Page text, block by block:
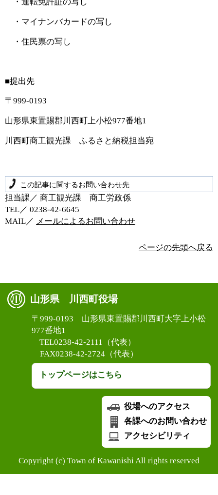
・マイナンバカードの写し
・住民票の写し
■提出先
〒999-0193
山形県東置賜郡川西町上小松977番地1
川西町商工観光課 ふるさと納税担当宛
この記事に関するお問い合わせ先
担当課／ 商工観光課 商工労政係
TEL／ 0238‐42‐6645
MAIL／ メールによるお問い合わせ
ページの先頭へ戻る
山形県 川西町役場
〒999-0193 山形県東置賜郡川西町大字上小松
977番地1
TEL0238-42-2111（代表）
FAX0238-42-2724（代表）
トップページはこちら
役場へのアクセス
各課へのお問い合わせ
アクセシビリティ
Copyright (c) Town of Kawanishi All rights reserved